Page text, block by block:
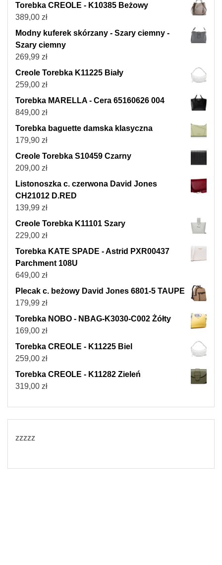
Torebka CREOLE - K10385 Beżowy
389,00 zł
Modny kuferek skórzany - Szary ciemny -
Szary ciemny
269,99 zł
Creole Torebka K11225 Biały
259,00 zł
Torebka MARELLA - Cera 65160626 004
849,00 zł
Torebka baguette damska klasyczna
179,90 zł
Creole Torebka S10459 Czarny
209,00 zł
Listonoszka c. czerwona David Jones
CH21012 D.RED
139,99 zł
Creole Torebka K11101 Szary
229,00 zł
Torebka KATE SPADE - Astrid PXR00437
Parchment 108U
649,00 zł
Plecak c. beżowy David Jones 6801-5 TAUPE
179,99 zł
Torebka NOBO - NBAG-K3030-C002 Żółty
169,00 zł
Torebka CREOLE - K11225 Biel
259,00 zł
Torebka CREOLE - K11282 Zieleń
319,00 zł
zzzzz